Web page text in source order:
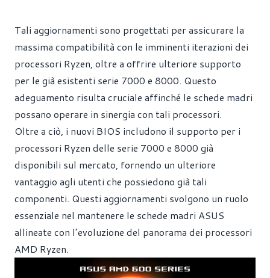
Tali aggiornamenti sono progettati per assicurare la
massima compatibilità con le imminenti iterazioni dei
processori Ryzen, oltre a offrire ulteriore supporto
per le già esistenti serie 7000 e 8000. Questo
adeguamento risulta cruciale affinché le schede madri
possano operare in sinergia con tali processori.
Oltre a ciò, i nuovi BIOS includono il supporto per i
processori Ryzen delle serie 7000 e 8000 già
disponibili sul mercato, fornendo un ulteriore
vantaggio agli utenti che possiedono già tali
componenti. Questi aggiornamenti svolgono un ruolo
essenziale nel mantenere le schede madri ASUS
allineate con l’evoluzione del panorama dei processori
AMD Ryzen.